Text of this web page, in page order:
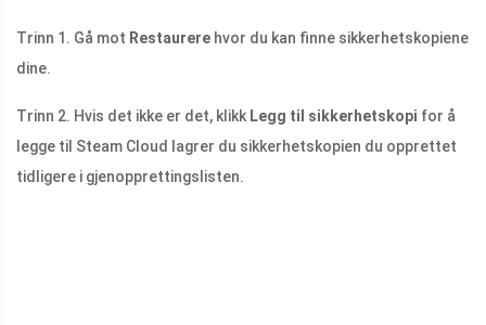
Trinn 1. Gå mot Restaurere hvor du kan finne sikkerhetskopiene
dine.
Trinn 2. Hvis det ikke er det, klikk Legg til sikkerhetskopi for å
legge til Steam Cloud lagrer du sikkerhetskopien du opprettet
tidligere i gjenopprettingslisten.